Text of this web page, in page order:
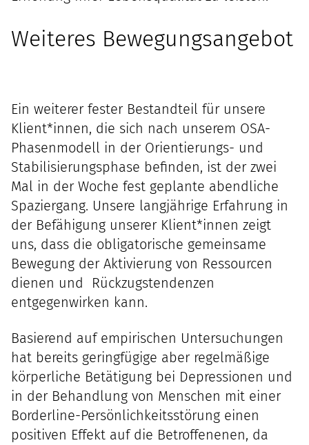
Weiteres Bewegungsangebot
Ein weiterer fester Bestandteil für unsere
Klient*innen, die sich nach unserem OSA-
Phasenmodell in der Orientierungs- und
Stabilisierungsphase befinden, ist der zwei
Mal in der Woche fest geplante abendliche
Spaziergang. Unsere langjährige Erfahrung in
der Befähigung unserer Klient*innen zeigt
uns, dass die obligatorische gemeinsame
Bewegung der Aktivierung von Ressourcen
dienen und Rückzugstendenzen
entgegenwirken kann.
Basierend auf empirischen Untersuchungen
hat bereits geringfügige aber regelmäßige
körperliche Betätigung bei Depressionen und
in der Behandlung von Menschen mit einer
Borderline-Persönlichkeitsstörung einen
positiven Effekt auf die Betroffenenen, da